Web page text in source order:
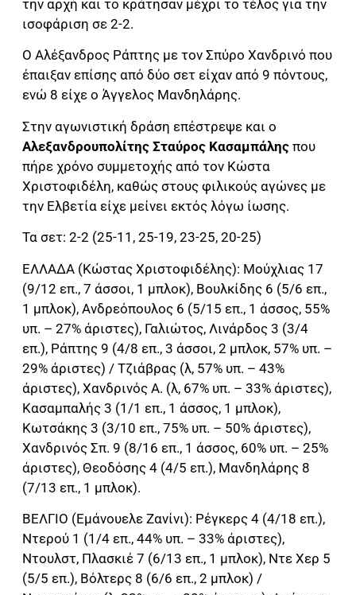
την αρχή και το κράτησαν μέχρι το τέλος για την
ισοφάριση σε 2-2.
Ο Αλέξανδρος Ράπτης με τον Σπύρο Χανδρινό που
έπαιξαν επίσης από δύο σετ είχαν από 9 πόντους,
ενώ 8 είχε ο Άγγελος Μανδηλάρης.
Στην αγωνιστική δράση επέστρεψε και ο
Αλεξανδρουπολίτης Σταύρος Κασαμπάλης που
πήρε χρόνο συμμετοχής από τον Κώστα
Χριστοφιδέλη, καθώς στους φιλικούς αγώνες με
την Ελβετία είχε μείνει εκτός λόγω ίωσης.
Τα σετ: 2-2 (25-11, 25-19, 23-25, 20-25)
ΕΛΛΑΔΑ (Κώστας Χριστοφιδέλης): Μούχλιας 17
(9/12 επ., 7 άσσοι, 1 μπλοκ), Βουλκίδης 6 (5/6 επ.,
1 μπλοκ), Ανδρεόπουλος 6 (5/15 επ., 1 άσσος, 55%
υπ. – 27% άριστες), Γαλιώτος, Λινάρδος 3 (3/4
επ.), Ράπτης 9 (4/8 επ., 3 άσσοι, 2 μπλοκ, 57% υπ. –
29% άριστες) / Τζιάβρας (λ, 57% υπ. – 43%
άριστες), Χανδρινός Α. (λ, 67% υπ. – 33% άριστες),
Κασαμπαλής 3 (1/1 επ., 1 άσσος, 1 μπλοκ),
Κωτσάκης 3 (3/10 επ., 75% υπ. – 50% άριστες),
Χανδρινός Σπ. 9 (8/16 επ., 1 άσσος, 60% υπ. – 25%
άριστες), Θεοδόσης 4 (4/5 επ.), Μανδηλάρης 8
(7/13 επ., 1 μπλοκ).
ΒΕΛΓΙΟ (Εμάνουελε Ζανίνι): Ρέγκερς 4 (4/18 επ.),
Ντερού 1 (1/4 επ., 44% υπ. – 33% άριστες),
Ντουλστ, Πλασκιέ 7 (6/13 επ., 1 μπλοκ), Ντε Χερ 5
(5/5 επ.), Βόλτερς 8 (6/6 επ., 2 μπλοκ) /